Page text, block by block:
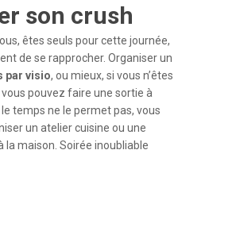
son crush
êtes seuls pour cette journée,
de se rapprocher. Organiser un
par visio, ou mieux, si vous n’êtes
pouvez faire une sortie à
le temps ne le permet pas, vous
un atelier cuisine ou une
la maison. Soirée inoubliable